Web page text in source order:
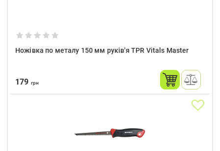
Ножівка по металу 150 мм руків'я TPR Vitals Master
179 грн